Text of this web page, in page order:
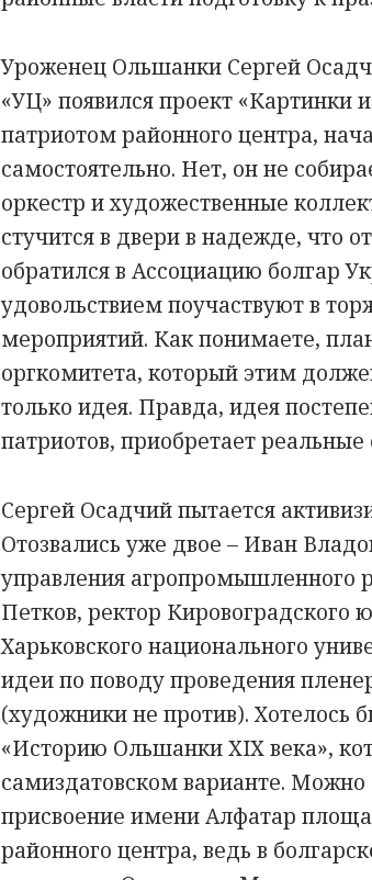
Уроженец Ольшанки Сергей
«УЦ» появился проект «Картинки
патриотом районного центра,
самостоятельно. Нет, он не
оркестр и художественные
стучится в двери в надежде, что
обратился в Ассоциацию болгар
удовольствием поучаствуют в
мероприятий. Как понимаете,
оргкомитета, который этим
только идея. Правда, идея
патриотов, приобретает реальные
Сергей Осадчий пытается
Отозвались уже двое – Иван
управления агропромышленного
Петков, ректор Кировоградского
Харьковского национального
идеи по поводу проведения
(художники не против). Хотелось
«Историю Ольшанки XIX века»,
самиздатовском варианте.
присвоение имени Алфатар
районного центра, ведь в